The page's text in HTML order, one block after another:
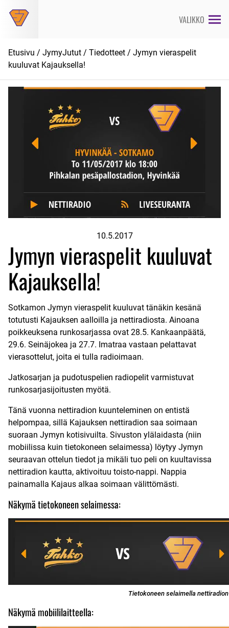
suoraan
VALIKKO
Etusivu / JymyJutut / Tiedotteet / Jymyn vieraspelit
kuuluvat Kajauksella!
10.5.2017
Jymyn vieraspelit kuuluvat
Kajauksella!
Sotkamon Jymyn vieraspelit kuuluvat tänäkin kesänä
totutusti Kajauksen aalloilla ja nettiradiosta. Ainoana
poikkeuksena runkosarjassa ovat 28.5. Kankaanpäätä,
29.6. Seinäjokea ja 27.7. Imatraa vastaan pelattavat
vierasottelut, joita ei tulla radioimaan.
Jatkosarjan ja pudotuspelien radiopelit varmistuvat
runkosarjasijoitusten myötä.
Tänä vuonna nettiradion kuunteleminen on entistä
helpompaa, sillä Kajauksen nettiradion saa soimaan
suoraan Jymyn kotisivuilta. Sivuston ylälaidasta (niin
mobiilissa kuin tietokoneen selaimessa) löytyy Jymyn
seuraavan ottelun tiedot ja mikäli tuo peli on kuultavissa
nettiradion kautta, aktivoituu toisto-nappi. Nappia
painamalla Kajaus alkaa soimaan välittömästi.
Näkymä tietokoneen selaimessa:
Tietokoneen selaimella
Näkymä mobiililaitteella: